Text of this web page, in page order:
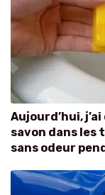
Aujourd’hui,
savon dans
sans odeur